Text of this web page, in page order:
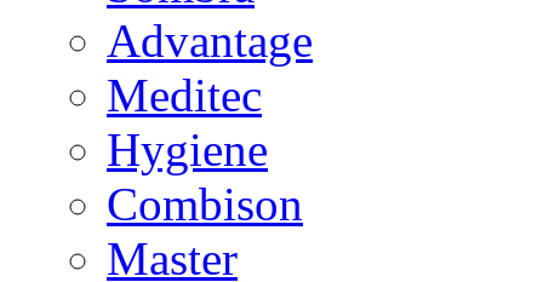
Advantage
Meditec
Hygiene
Combison
Master